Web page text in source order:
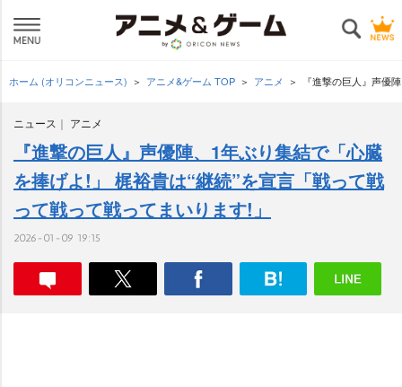
ホーム (オリコンニュース) アニメ&ゲーム TOP アニメ 『進撃の巨人』声優
ニュース アニメ
『進撃の巨人』声優陣、1年ぶり集結で「心臓
を捧げよ!」 梶裕貴は“継続”を宣言「戦って戦
って戦って戦ってまいります!」
2026-01-09 19:15